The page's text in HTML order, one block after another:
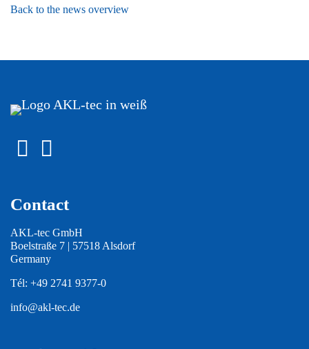
Back to the news overview
Contact
AKL-tec GmbH
Boelstraße 7 | 57518 Alsdorf
Germany
Tél: +49 2741 9377-0
info@akl-tec.de